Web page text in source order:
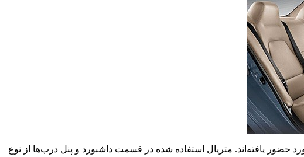
یافته‌اند. متریال استفاده شده در قسمت داشبورد و پنل درب‌ها از نوع